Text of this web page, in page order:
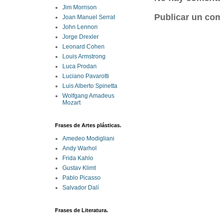
Publicar un
Jim Morrison
Joan Manuel Serrat
John Lennon
Jorge Drexler
Leonard Cohen
Louis Armstrong
Luca Prodan
Luciano Pavarotti
Luis Alberto Spinetta
Wolfgang Amadeus
Mozart
Frases de Artes plásticas.
Amedeo Modigliani
Andy Warhol
Frida Kahlo
Gustav Klimt
Pablo Picasso
Salvador Dalí
Frases de Literatura.